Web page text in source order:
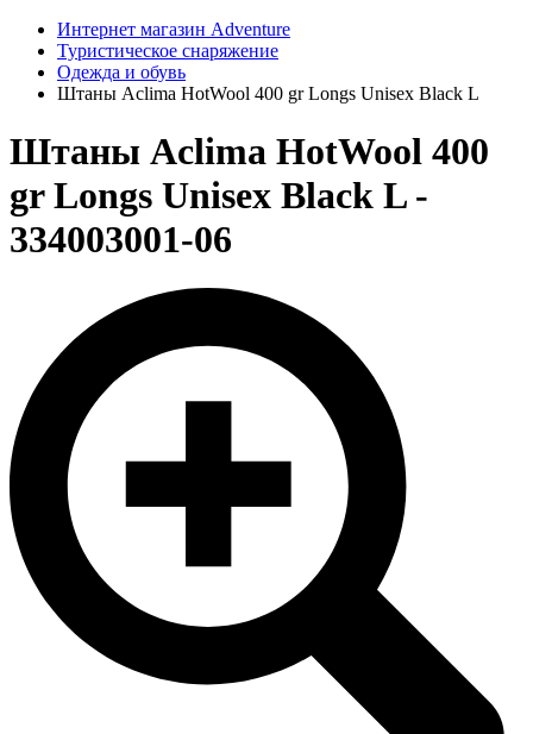
Интернет магазин Adventure
Туристическое снаряжение
Одежда и обувь
Штаны Aclima HotWool 400 gr Longs Unisex Black L
Штаны Aclima HotWool 400
gr Longs Unisex Black L -
334003001-06